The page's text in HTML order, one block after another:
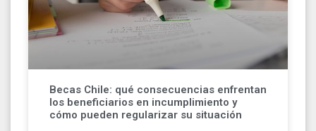
Becas Chile: qué consecuencias enfrentan
los beneficiarios en incumplimiento y
cómo pueden regularizar su situación